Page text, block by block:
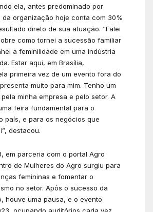
ela, antes predominado por
da organização hoje conta com 30%
direto de sua atuação. “Falei
como tornei a sucessão familiar
a feminilidade em uma indústria
Estar aqui, em Brasília,
primeira vez de um evento fora do
muito para mim. Tenho um
minha empresa e pelo setor. A
feira fundamental para o
país, e para os negócios que
destacou.
em parceria com o portal Agro
de Mulheres do Agro surgiu para
femininas e fomentar o
no setor. Após o sucesso da
houve uma pausa, e o evento
ocupando auditórios cada vez